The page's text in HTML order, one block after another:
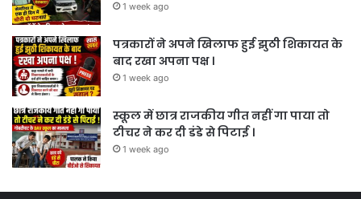
1 week ago
पत्रकारों ने अपने खिलाफ हुई झुठी शिकायत के
बाद रखा अपना पक्ष ।
1 week ago
स्कूल में छात्र राजकीय गीत नहीं गा पाया तो
टीचर ने कर दी डंडे से पिटाई ।
1 week ago